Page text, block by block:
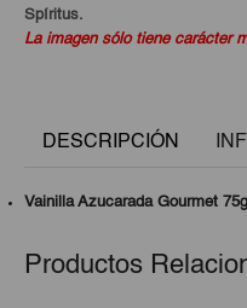
Spíritus.
La imagen sólo tiene carácter
DESCRIPCIÓN
Vainilla Azucarada Gourmet 75g
Productos